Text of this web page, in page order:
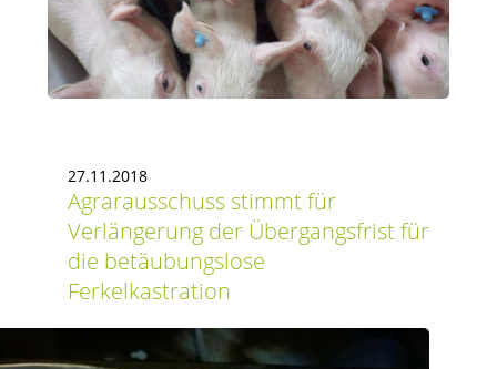
27.11.2018
Agrarausschuss stimmt für
Verlängerung der Übergangsfrist für
die betäubungslose
Ferkelkastration